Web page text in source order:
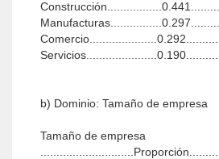
b) Dominio: Tamaño de empresa
Tamaño de empresa